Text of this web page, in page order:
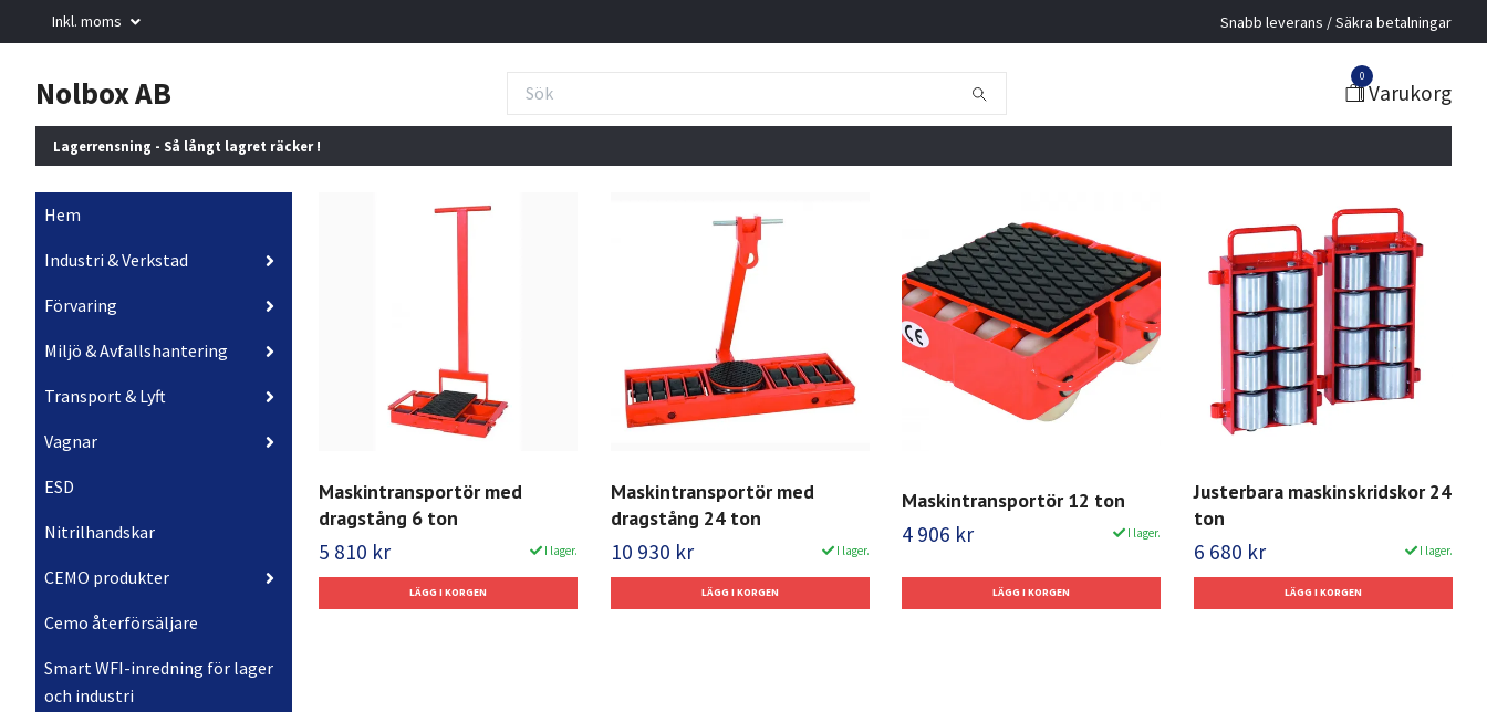
Inkl. moms Snabb leverans / Säkra betalningar
Nolbox AB 0
Varukorg
Lagerrensning - Så långt lagret räcker !
Hem
Industri & Verkstad
Förvaring
Miljö & Avfallshantering
Transport & Lyft
Vagnar
ESD
Nitrilhandskar
CEMO produkter
Cemo återförsäljare
Smart WFI-inredning för lager
och industri
Maskintransportör med
dragstång 6 ton
5 810 kr I lager.
Maskintransportör med
dragstång 24 ton
10 930 kr I lager.
Maskintransportör 12 ton
4 906 kr I lager.
Justerbara maskinskridskor 24
ton
6 680 kr I lager.